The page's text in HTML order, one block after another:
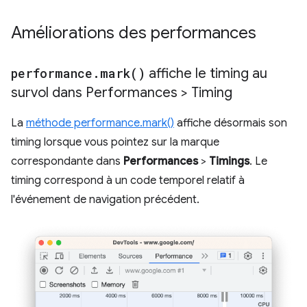
Améliorations des performances
performance . mark( ) affiche le timing au
survol dans Performances > Timing
La méthode performance.mark() affiche désormais son
timing lorsque vous pointez sur la marque
correspondante dans Performances> Timings. Le
timing correspond à un code temporel relatif à
l'événement de navigation précédent.